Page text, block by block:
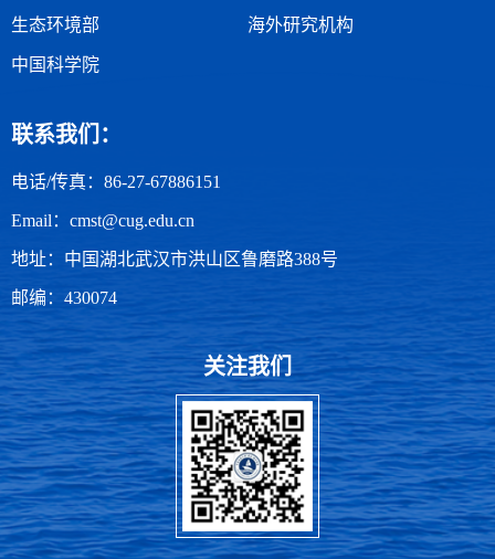
生态环境部 海外研究机构
中国科学院
联系我们：
电话/传真：86-27-67886151
Email：cmst@cug.edu.cn
地址：中国湖北武汉市洪山区鲁磨路388号
邮编：430074
关注我们